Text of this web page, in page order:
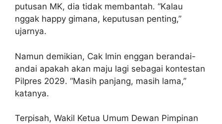
putusan MK, dia tidak membantah. “Kalau
nggak happy gimana, keputusan penting,”
ujarnya.
Namun demikian, Cak Imin enggan berandai-
andai apakah akan maju lagi sebagai kontestan
Pilpres 2029. “Masih panjang, masih lama,”
katanya.
Terpisah, Wakil Ketua Umum Dewan Pimpinan